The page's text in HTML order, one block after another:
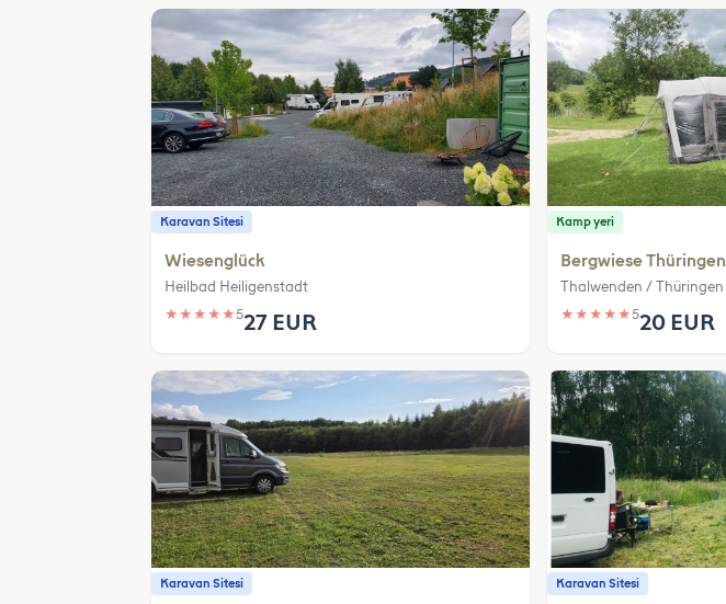
Karavan Sitesi
Wiesenglück
Heilbad Heiligenstadt
★ ★ ★ ★ ★527 EUR
Kamp yeri
Bergwiese Thüringen
Thalwenden / Thüringen
★ ★ ★ ★ ★520 EUR
Karavan Sitesi Karavan Sitesi